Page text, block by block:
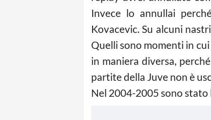
Invece lo annullai
Kovacevic. Su alcuni
Quelli sono momenti in
in maniera diversa,
partite della Juve non è
Nel 2004-2005 sono stato